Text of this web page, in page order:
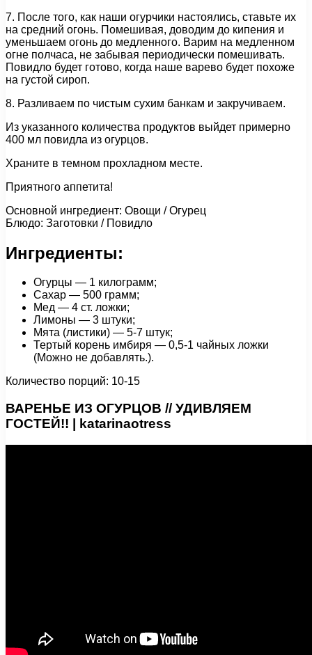
7. После того, как наши огурчики настоялись, ставьте их
на средний огонь. Помешивая, доводим до кипения и
уменьшаем огонь до медленного. Варим на медленном
огне полчаса, не забывая периодически помешивать.
Повидло будет готово, когда наше варево будет похоже
на густой сироп.
8. Разливаем по чистым сухим банкам и закручиваем.
Из указанного количества продуктов выйдет примерно
400 мл повидла из огурцов.
Храните в темном прохладном месте.
Приятного аппетита!
Основной ингредиент: Овощи / Огурец
Блюдо: Заготовки / Повидло
Ингредиенты:
Огурцы — 1 килограмм;
Сахар — 500 грамм;
Мед — 4 ст. ложки;
Лимоны — 3 штуки;
Мята (листики) — 5-7 штук;
Тертый корень имбиря — 0,5-1 чайных ложки
(Можно не добавлять.).
Количество порций: 10-15
ВАРЕНЬЕ ИЗ ОГУРЦОВ // УДИВЛЯЕМ
ГОСТЕЙ!! | katarinaotress